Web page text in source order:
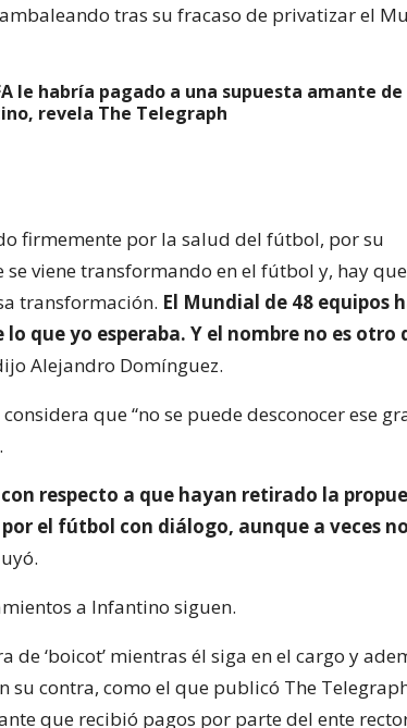
tras su fracaso de privatizar el
le habría pagado a una supuesta amante
revela The Telegraph
firmemente por la salud del fútbol, por su
viene transformando en el fútbol y, hay
transformación. El Mundial de 48 equipos
que yo esperaba. Y el nombre no es otro
Alejandro Domínguez.
que “no se puede desconocer ese
respecto a que hayan retirado la
el fútbol con diálogo, aunque a veces no
a Infantino siguen.
de ‘boicot’ mientras él siga en el cargo y
su contra, como el que publicó The
que recibió pagos por parte del ente